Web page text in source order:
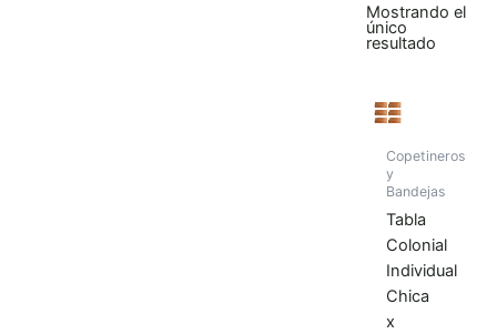
Mostrando el
único
resultado
Copetineros
y
Bandejas
Tabla
Colonial
Individual
Chica
x